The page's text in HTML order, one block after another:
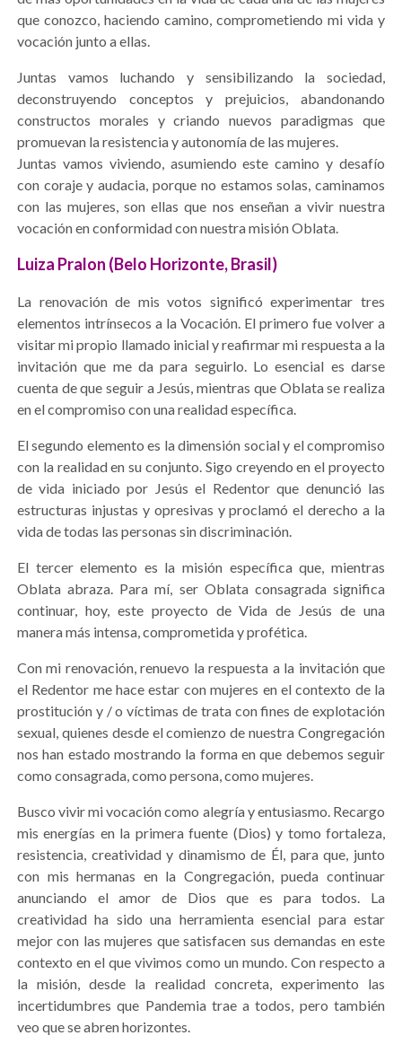
que conozco, haciendo camino, comprometiendo mi vida y
vocación junto a ellas.
Juntas vamos luchando y sensibilizando la sociedad,
deconstruyendo conceptos y prejuicios, abandonando
constructos morales y criando nuevos paradigmas que
promuevan la resistencia y autonomía de las mujeres.
Juntas vamos viviendo, asumiendo este camino y desafío
con coraje y audacia, porque no estamos solas, caminamos
con las mujeres, son ellas que nos enseñan a vivir nuestra
vocación en conformidad con nuestra misión Oblata.
Luiza Pralon (Belo Horizonte, Brasil)
La renovación de mis votos significó experimentar tres
elementos intrínsecos a la Vocación. El primero fue volver a
visitar mi propio llamado inicial y reafirmar mi respuesta a la
invitación que me da para seguirlo. Lo esencial es darse
cuenta de que seguir a Jesús, mientras que Oblata se realiza
en el compromiso con una realidad específica.
El segundo elemento es la dimensión social y el compromiso
con la realidad en su conjunto. Sigo creyendo en el proyecto
de vida iniciado por Jesús el Redentor que denunció las
estructuras injustas y opresivas y proclamó el derecho a la
vida de todas las personas sin discriminación.
El tercer elemento es la misión específica que, mientras
Oblata abraza. Para mí, ser Oblata consagrada significa
continuar, hoy, este proyecto de Vida de Jesús de una
manera más intensa, comprometida y profética.
Con mi renovación, renuevo la respuesta a la invitación que
el Redentor me hace estar con mujeres en el contexto de la
prostitución y / o víctimas de trata con fines de explotación
sexual, quienes desde el comienzo de nuestra Congregación
nos han estado mostrando la forma en que debemos seguir
como consagrada, como persona, como mujeres.
Busco vivir mi vocación como alegría y entusiasmo. Recargo
mis energías en la primera fuente (Dios) y tomo fortaleza,
resistencia, creatividad y dinamismo de Él, para que, junto
con mis hermanas en la Congregación, pueda continuar
anunciando el amor de Dios que es para todos. La
creatividad ha sido una herramienta esencial para estar
mejor con las mujeres que satisfacen sus demandas en este
contexto en el que vivimos como un mundo. Con respecto a
la misión, desde la realidad concreta, experimento las
incertidumbres que Pandemia trae a todos, pero también
veo que se abren horizontes.